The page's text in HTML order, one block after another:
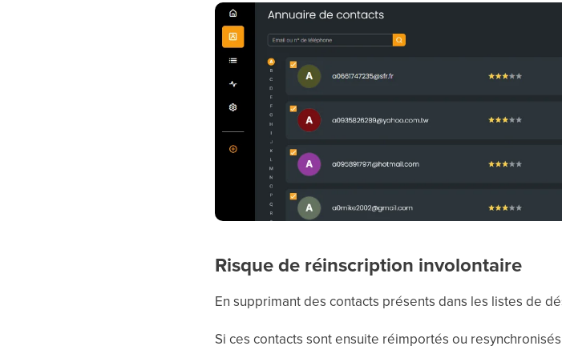
Risque de réinscription involontaire
En supprimant des contacts présents dans les listes de
Si ces contacts sont ensuite réimportés ou